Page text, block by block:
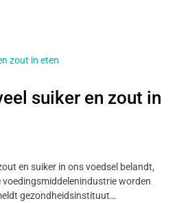
suiker en zout in
en suiker in ons voedsel belandt,
worden
gezondheidsinstituut…